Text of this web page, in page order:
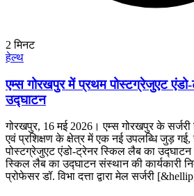
2 मिनट
हेल्थ
एम्स गोरखपुर में प्रथम पोस्टग्रेजुएट
उद्घाटन
गोरखपुर, 16 मई 2026। एम्स गोरखपुर के सर्जरी
एवं प्रशिक्षण के क्षेत्र में एक नई उपलब्धि जुड़
पोस्टग्रेजुएट एंडो-ट्रेनर स्किल लैब का
स्किल लैब का उद्घाटन संस्थान की कार्यकारी
प्रोफेसर डॉ. विभा दत्ता द्वारा मेल सर्जरी